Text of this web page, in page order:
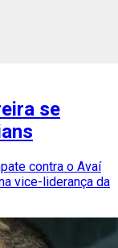
se
contra o Avaí
vice-liderança da